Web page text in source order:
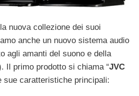
nuova collezione dei suoi
anche un nuovo sistema audio
agli amanti del suono e della
Il primo prodotto si chiama “JVC
sue caratteristiche principali: